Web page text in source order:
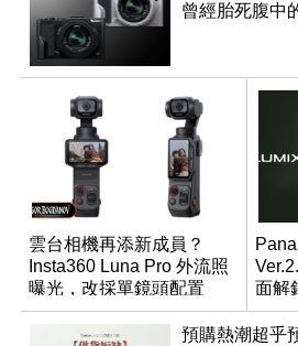
曾經胎死腹中
雲台相機再添新成員？
Insta360 Luna Pro 外流照
曝光，改採單鏡頭配置
面解
調編
預購熱潮超乎